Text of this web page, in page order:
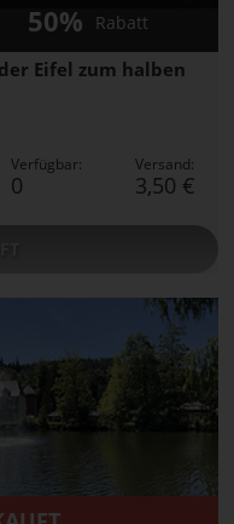
Eifel zum halben
50% Rabatt
Verfügbar:
0
Versand:
3,50 €